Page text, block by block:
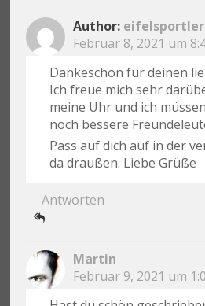
Februar 8, 2021 um
Dankeschön für deinen
Ich freue mich sehr
meine Uhr und ich
noch bessere
Pass auf dich auf in der
da draußen. Liebe Grüße
Antworten
Martin
Februar 9, 2021 um